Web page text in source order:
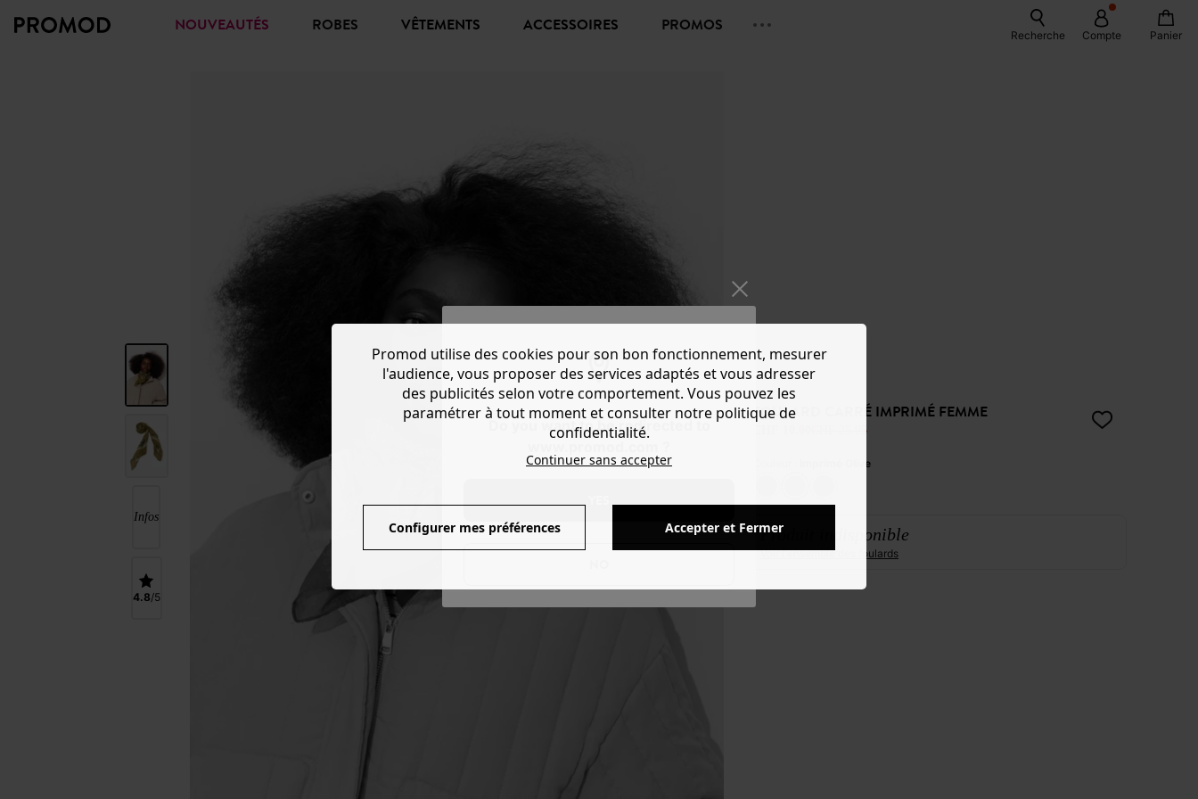
Do you want to be redirected to
NOUVEAUTÉS ROBES VÊTEMENTS ACCESSOIRES PROMOS Recherche Compte Panier
Infos
4.8
FOULARD CARRÉ IMPRIMÉ FEMME
CHF 25.95
Imprimé Olive
Produit indisponible
Voir l'ensemble des foulards
Promod utilise des cookies pour son bon fonctionnement, mesurer
l'audience, vous proposer des services adaptés et vous adresser
des publicités selon votre comportement. Vous pouvez les
paramétrer à tout moment et consulter notre politique de
confidentialité.
Continuer sans accepter
Configurer mes préférences Accepter et Fermer